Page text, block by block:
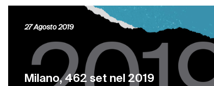
Milano, 462 set nel 2019
27 Agosto 2019